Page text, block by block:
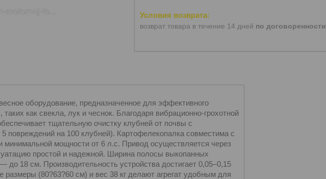
возврат товара в течение 14 дней по договоренности
оборудование, предназначенное для эффективного
как свекла, лук и чеснок. Благодаря вибрационно-грохотной
тщательную очистку клубней от почвы с
повреждений на 100 клубней). Картофелекопалка совместима с
мощности от 6 л.с. Привод осуществляется через
простой и надежной. Ширина полосы выкопанных
до 18 см. Производительность устройства достигает 0,05–0,15
размеры (80?63?60 см) и вес 38 кг делают агрегат удобным для